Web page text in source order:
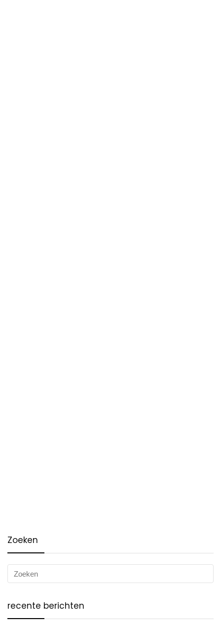
Zoeken
recente berichten